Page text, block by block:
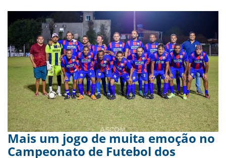
Mais um jogo de muita emoção no
Campeonato de Futebol dos